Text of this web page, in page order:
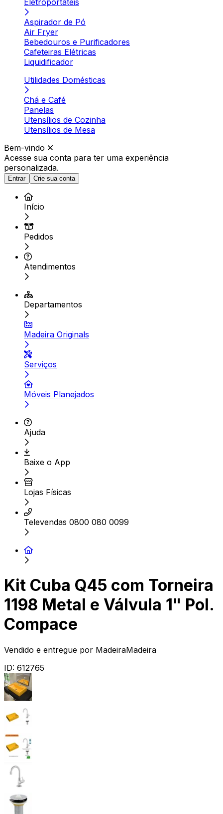
Eletroportáteis
Aspirador de Pó
Air Fryer
Bebedouros e Purificadores
Cafeteiras Elétricas
Liquidificador
Utilidades Domésticas
Chá e Café
Panelas
Utensílios de Cozinha
Utensílios de Mesa
Bem-vindo
Acesse sua conta para ter uma experiência
personalizada.
Entrar Crie sua conta
Início
Pedidos
Atendimentos
Departamentos
Madeira Originals
Serviços
Móveis Planejados
Ajuda
Baixe o App
Lojas Físicas
Televendas 0800 080 0099
Kit Cuba Q45 com Torneira
1198 Metal e Válvula 1" Pol.
Compace
Vendido e entregue por MadeiraMadeira
ID: 612765